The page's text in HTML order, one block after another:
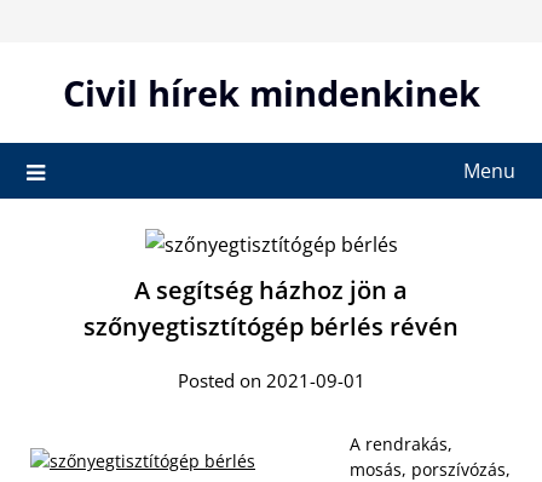
contentCivil hírek mindenkinek
Menu
A segítség házhoz jön a
szőnyegtisztítógép bérlés révén
Posted on 2021-09-01
A rendrakás,
mosás, porszívózás,